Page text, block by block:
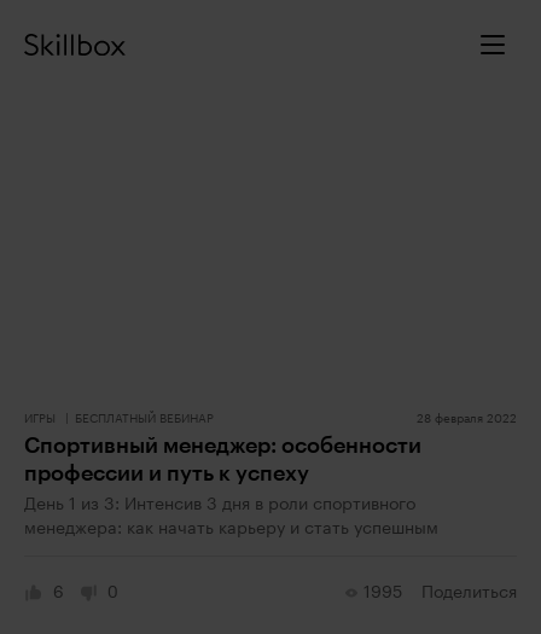
ИГРЫ БЕСПЛАТНЫЙ ВЕБИНАР 28 февраля 2022
Спортивный менеджер: особенности
профессии и путь к успеху
День 1 из 3: Интенсив 3 дня в роли спортивного
менеджера: как начать карьеру и стать успешным
6 0 1995 Поделиться